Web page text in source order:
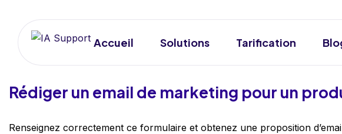
Accueil Solutions Tarification
Rédiger un email de marketing pour un
Renseignez correctement ce formulaire et obtenez une proposition